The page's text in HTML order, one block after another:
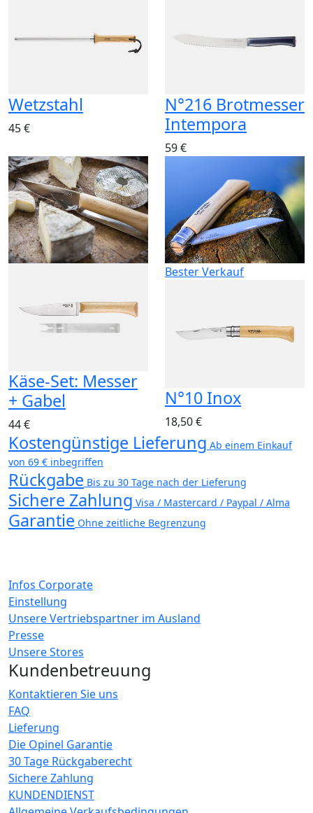
Wetzstahl
45 €
N°216 Brotmesser
Intempora
59 €
Käse-Set: Messer
+ Gabel
44 €
Bester Verkauf
N°10 Inox
18,50 €
Kostengünstige Lieferung Ab einem Einkauf
von 69 € inbegriffen
Rückgabe Bis zu 30 Tage nach der Lieferung
Sichere Zahlung Visa / Mastercard / Paypal / Alma
Garantie Ohne zeitliche Begrenzung
Infos Corporate
Einstellung
Unsere Vertriebspartner im Ausland
Presse
Unsere Stores
Kundenbetreuung
Kontaktieren Sie uns
FAQ
Lieferung
Die Opinel Garantie
30 Tage Rückgaberecht
Sichere Zahlung
KUNDENDIENST